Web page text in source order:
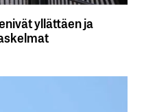
yllättäen ja